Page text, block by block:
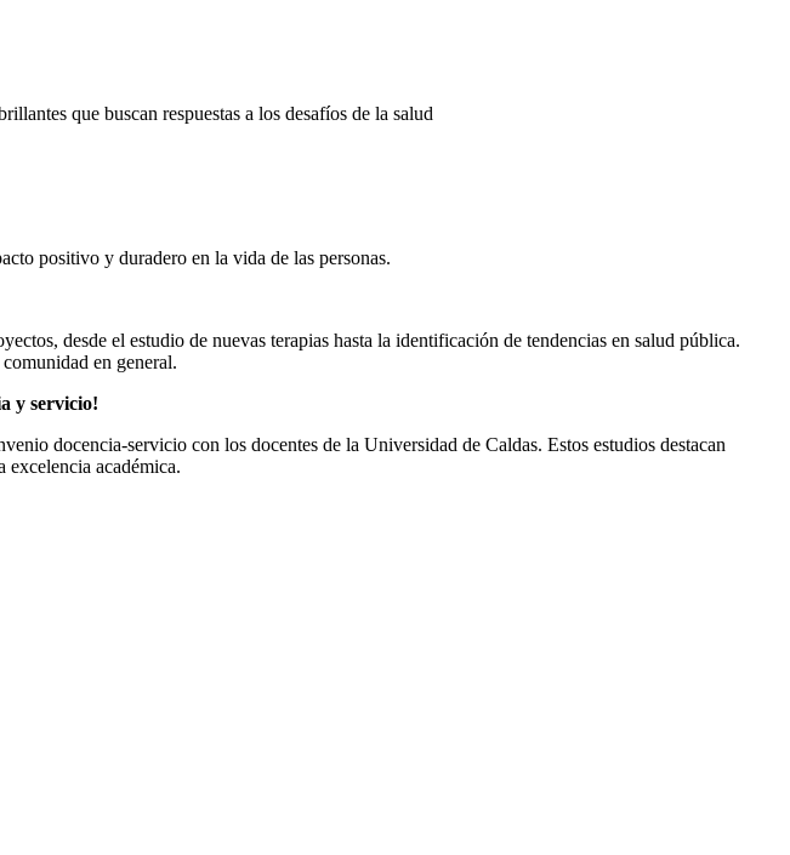
que buscan respuestas a los desafíos de la salud
positivo y duradero en la vida de las personas.
desde el estudio de nuevas terapias hasta la identificación de tendencias en salud pública.
en general.
y servicio!
docencia-servicio con los docentes de la Universidad de Caldas. Estos estudios destacan
excelencia académica.